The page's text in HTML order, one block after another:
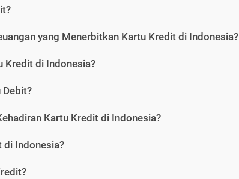
yang Menerbitkan Kartu Kredit di Indonesia?
Kredit di Indonesia?
Debit?
Kartu Kredit di Indonesia?
di Indonesia?